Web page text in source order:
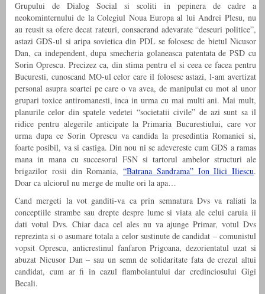
Grupului de Dialog Social si scoliti in pepinera de cadre a
neokominternului de la Colegiul Noua Europa al lui Andrei Plesu, nu
au reusit sa ofere decat rateuri, consacrand adevarate “deseuri politice”,
astazi GDS-ul si aripa sovietica din PDL se folosesc de bietul Nicusor
Dan, ca independent, dupa smecheria golaneasca patentata de PSD cu
Sorin Oprescu. Precizez ca, din stima pentru el si ceea ce facea pentru
Bucuresti, cunoscand MO-ul celor care il folosesc astazi, l-am avertizat
personal asupra soartei pe care o va avea, de manipulat cu mot al unor
grupari toxice antiromanesti, inca in urma cu mai multi ani. Mai mult,
planurile celor din spatele vedetei “societatii civile” de azi sunt sa il
ridice pentru alegerile anticipate la Primaria Bucurestiului, care vor
urma dupa ce Sorin Oprescu va candida la presedintia Romaniei si,
foarte posibil, va si castiga. Din nou ni se adevereste cum GDS a ramas
mana in mana cu succesorul FSN si tartorul ambelor structuri ale
brigazilor rosii din Romania, “Batrana Sandrama” Ion Ilici Iliescu.
Doar ca ulciorul nu merge de multe ori la apa…
Cand mergeti la vot ganditi-va ca prin semnatura Dvs va raliati la
conceptiile strambe sau drepte despre lume si viata ale celui caruia ii
dati votul Dvs. Chiar daca cel ales nu va ajunge Primar, votul Dvs
reprezinta si o asumare totala a celor sustinute de candidat – comunistul
vopsit Oprescu, anticrestinul fanfaron Prigoana, dezorientatul uzat si
abuzat Nicusor Dan – sau un semn de solidaritate fata de crezul altui
candidat, cum ar fi in cazul flamboiantului dar credinciosului Gigi
Becali.